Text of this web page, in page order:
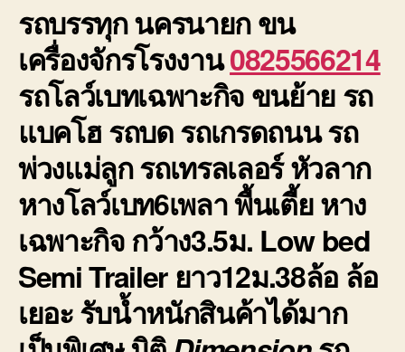
ถูก
มี
ประกัน
รถบรรทุก นครนายกขน
เครื่องจักรโรงงาน0825566214
รถโลว์เบทเฉพาะกิจ ขนย้าย รถ
แบคโฮ รถบด รถเกรดถนน รถ
พ่วงแม่ลูก รถเทรลเลอร์ หัวลาก
หางโลว์เบท6เพลา พื้นเตี้ย หาง
เฉพาะกิจ กว้าง3.5ม. Low bed
Semi Trailer ยาว12ม.38ล้อ ล้อ
เยอะ รับน้ำหนักสินค้าได้มาก